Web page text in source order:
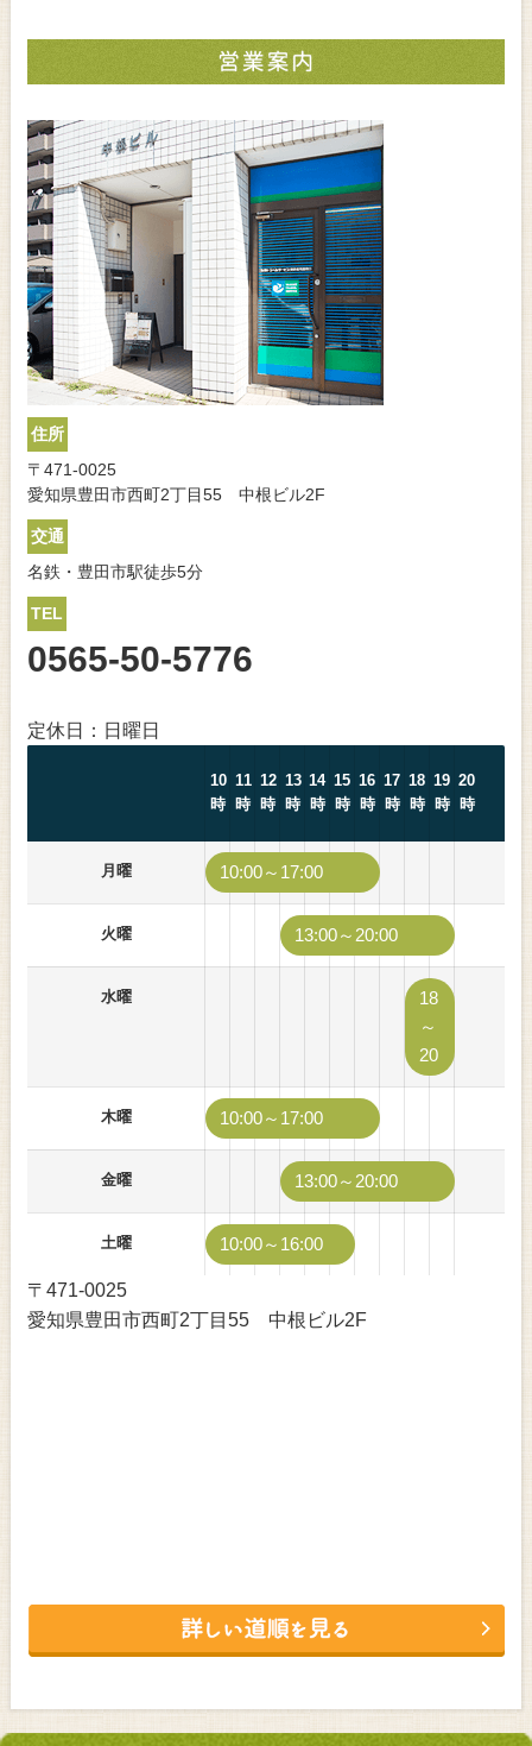
住所
〒471-0025
愛知県豊田市西町2丁目55 中根ビル2F
交通
名鉄・豊田市駅徒歩5分
TEL
0565-50-5776
定休日：日曜日
10
時
11
時
12
時
13
時
14
時
15
時
16
時
17
時
18
時
19
時
20
時
月曜 10:00～17:00
火曜 13:00～20:00
水曜
18
～
20
木曜 10:00～17:00
金曜 13:00～20:00
土曜 10:00～16:00
〒471-0025
愛知県豊田市西町2丁目55 中根ビル2F